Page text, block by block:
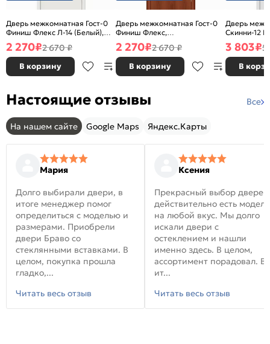
Дверь межкомнатная Гост-0
Финиш Флекс Л-14 (Белый),
глухая, каркасно-щитовая
2 270₽2 670 ₽
В корзину
Дверь межкомнатная Гост-0
Финиш Флекс,
Ламинированные Л-11
(ИталОрех), глухая, каркасно-
щитовая
2 270₽2 670 ₽
В корзину
Дверь
Скинни-12
глухая,
3 803₽5
В
Настоящие отзывы Все
На нашем сайте Google Maps Яндекс.Карты
Мария
Долго выбирали двери, в
итоге менеджер помог
определиться с моделью и
размерами. Приобрели
двери Браво со
стеклянными вставками. В
целом, покупка прошла
гладко,...
Читать весь отзыв
Ксения
Прекрасный выбор
действительно есть модели
на любой вкус. Мы долго
искали двери с
остеклением и нашли
именно здесь. В целом,
ассортимент порадовал. В
ит...
Читать весь отзыв